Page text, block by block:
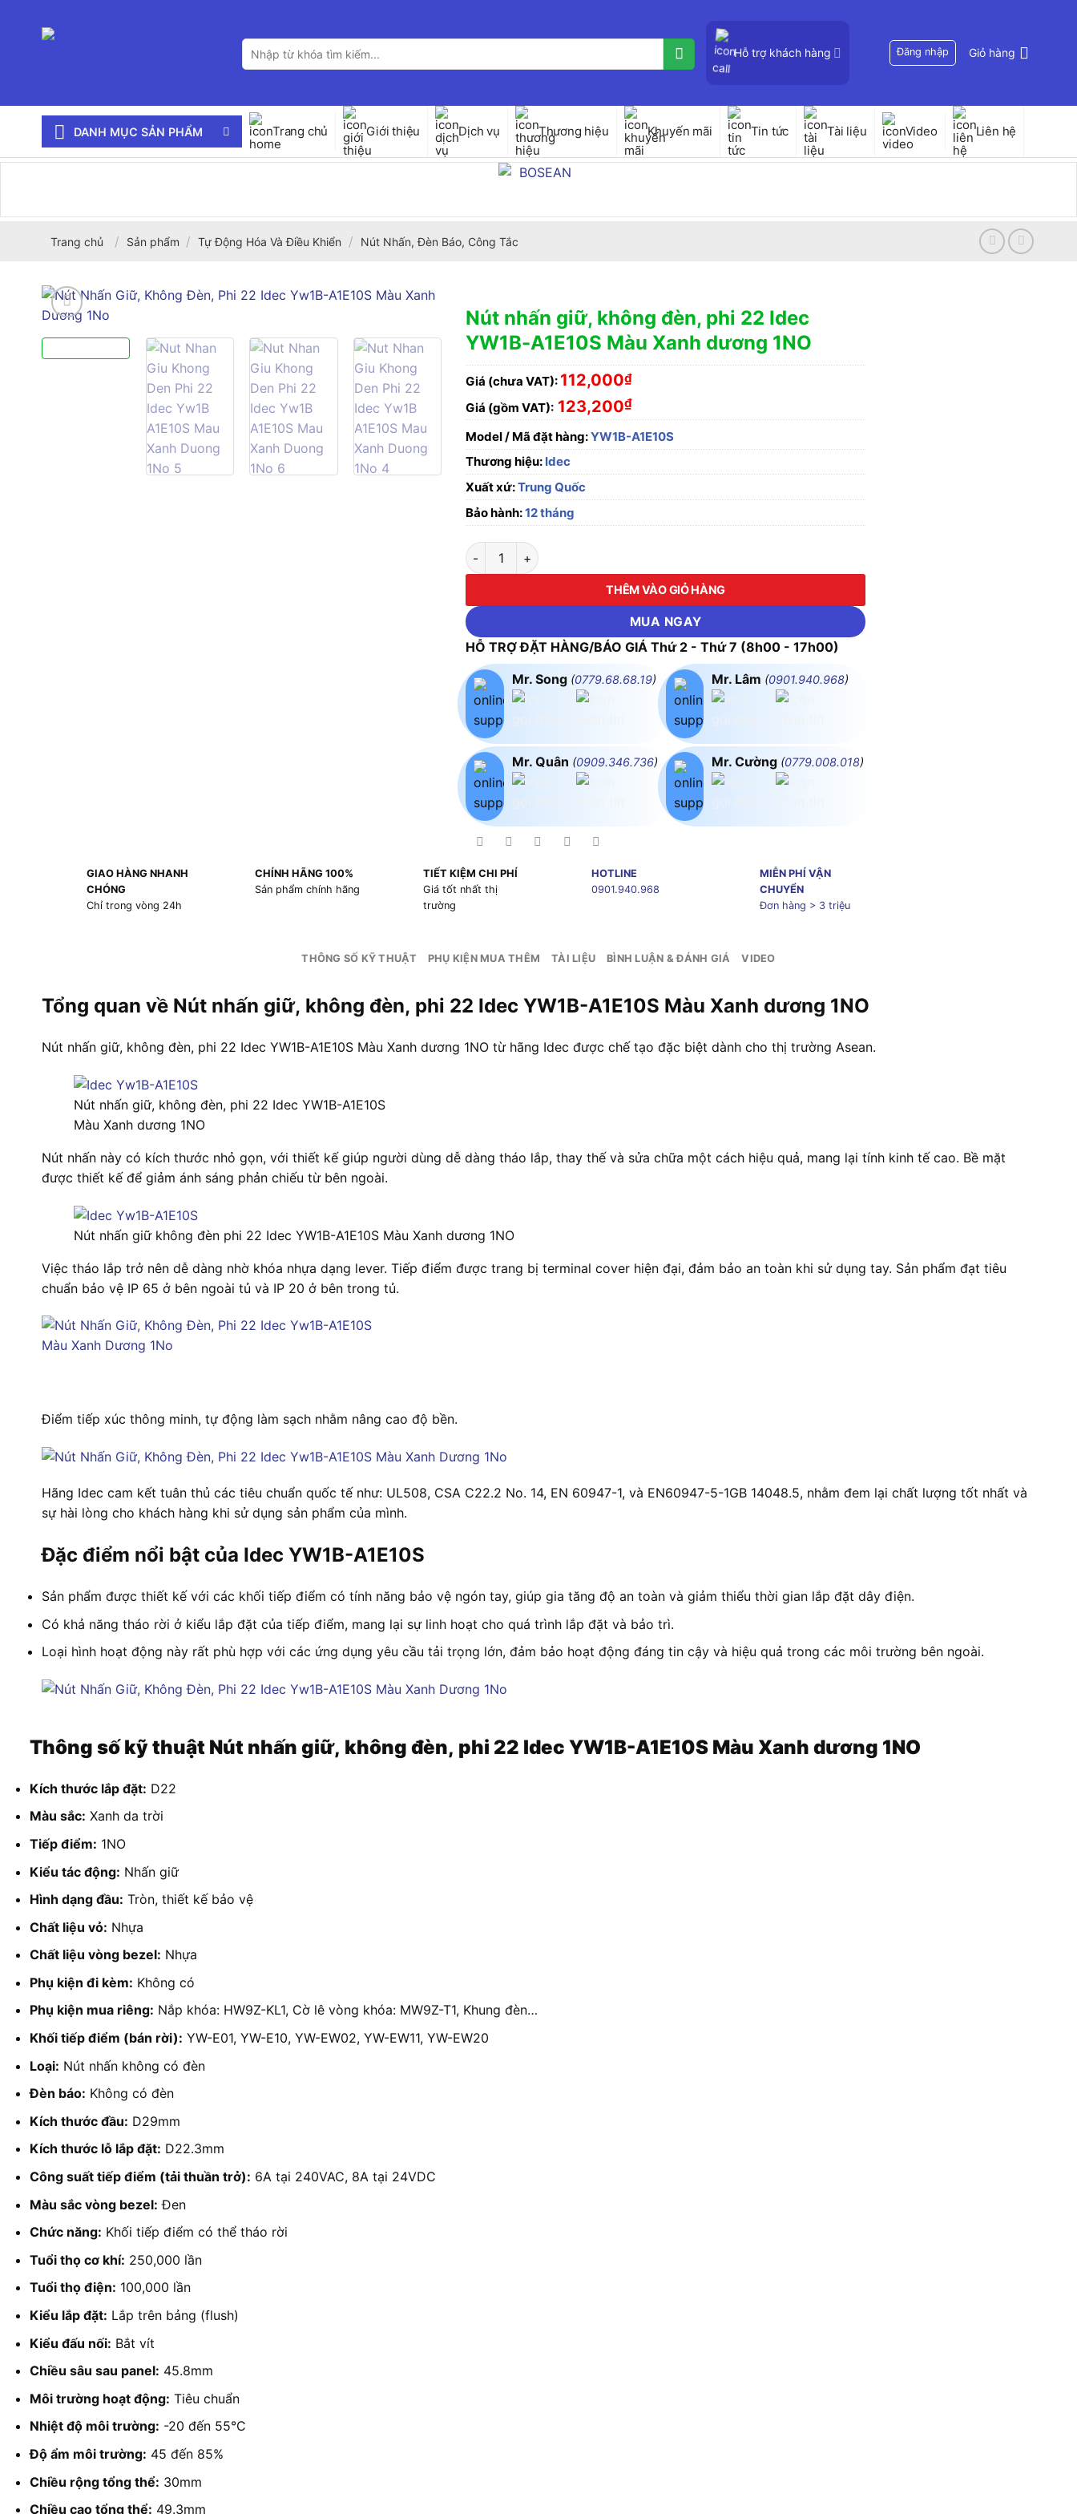
Tìm
kiếm:
Hỗ trợ khách hàng Đăng nhập Giỏ hàng
DANH MỤC SẢN PHẨM Trang chủ Giới thiệu Dịch vụ Thương hiệu Khuyến mãi Tin tức Tài liệu Video Liên hệ
Trang chủ / Sản phẩm / Tự Động Hóa Và Điều Khiển / Nút Nhấn, Đèn Báo, Công Tắc
Nút nhấn giữ, không đèn, phi 22 Idec
YW1B-A1E10S Màu Xanh dương 1NO
Giá (chưa VAT): 112,000₫
Giá (gồm VAT): 123,200₫
Model / Mã đặt hàng:YW1B-A1E10S
Thương hiệu: Idec
Xuất xứ:Trung Quốc
Bảo hành:12 tháng
Nút nhấn giữ, không đèn, phi 22 Idec YW1B-A1E10S Màu Xanh dương 1NO số lượng
THÊM VÀO GIỎ HÀNG
MUA NGAY
HỖ TRỢ ĐẶT HÀNG/BÁO GIÁ Thứ 2 - Thứ 7 (8h00 - 17h00)
Mr. Song (0779.68.68.19)
Mr. Quân (0909.346.736)
Mr. Lâm (0901.940.968)
Mr. Cường (0779.008.018)
GIAO HÀNG NHANH
CHÓNG
Chỉ trong vòng 24h
CHÍNH HÃNG 100%
Sản phẩm chính hãng
TIẾT KIỆM CHI PHÍ
Giá tốt nhất thị
trường
HOTLINE
0901.940.968
MIỄN PHÍ VẬN
CHUYỂN
Đơn hàng > 3 triệu
THÔNG SỐ KỸ THUẬT PHỤ KIỆN MUA THÊM TÀI LIỆU BÌNH LUẬN & ĐÁNH GIÁ VIDEO
Tổng quan về Nút nhấn giữ, không đèn, phi 22 Idec YW1B-A1E10S Màu Xanh dương 1NO
Nút nhấn giữ, không đèn, phi 22 Idec YW1B-A1E10S Màu Xanh dương 1NO từ hãng Idec được chế tạo đặc biệt dành cho thị trường Asean.
Nút nhấn giữ, không đèn, phi 22 Idec YW1B-A1E10S
Màu Xanh dương 1NO
Nút nhấn này có kích thước nhỏ gọn, với thiết kế giúp người dùng dễ dàng tháo lắp, thay thế và sửa chữa một cách hiệu quả, mang lại tính kinh tế cao. Bề mặt
được thiết kế để giảm ánh sáng phản chiếu từ bên ngoài.
Nút nhấn giữ không đèn phi 22 Idec YW1B-A1E10S Màu Xanh dương 1NO
Việc tháo lắp trở nên dễ dàng nhờ khóa nhựa dạng lever. Tiếp điểm được trang bị terminal cover hiện đại, đảm bảo an toàn khi sử dụng tay. Sản phẩm đạt tiêu
chuẩn bảo vệ IP 65 ở bên ngoài tủ và IP 20 ở bên trong tủ.
Điểm tiếp xúc thông minh, tự động làm sạch nhằm nâng cao độ bền.
Hãng Idec cam kết tuân thủ các tiêu chuẩn quốc tế như: UL508, CSA C22.2 No. 14, EN 60947-1, và EN60947-5-1GB 14048.5, nhằm đem lại chất lượng tốt nhất và
sự hài lòng cho khách hàng khi sử dụng sản phẩm của mình.
Đặc điểm nổi bật của Idec YW1B-A1E10S
Sản phẩm được thiết kế với các khối tiếp điểm có tính năng bảo vệ ngón tay, giúp gia tăng độ an toàn và giảm thiểu thời gian lắp đặt dây điện.
Có khả năng tháo rời ở kiểu lắp đặt của tiếp điểm, mang lại sự linh hoạt cho quá trình lắp đặt và bảo trì.
Loại hình hoạt động này rất phù hợp với các ứng dụng yêu cầu tải trọng lớn, đảm bảo hoạt động đáng tin cậy và hiệu quả trong các môi trường bên ngoài.
Thông số kỹ thuật Nút nhấn giữ, không đèn, phi 22 Idec YW1B-A1E10S Màu Xanh dương 1NO
Kích thước lắp đặt: D22
Màu sắc: Xanh da trời
Tiếp điểm: 1NO
Kiểu tác động: Nhấn giữ
Hình dạng đầu: Tròn, thiết kế bảo vệ
Chất liệu vỏ: Nhựa
Chất liệu vòng bezel: Nhựa
Phụ kiện đi kèm: Không có
Phụ kiện mua riêng: Nắp khóa: HW9Z-KL1, Cờ lê vòng khóa: MW9Z-T1, Khung đèn…
Khối tiếp điểm (bán rời): YW-E01, YW-E10, YW-EW02, YW-EW11, YW-EW20
Loại: Nút nhấn không có đèn
Đèn báo: Không có đèn
Kích thước đầu: D29mm
Kích thước lỗ lắp đặt: D22.3mm
Công suất tiếp điểm (tải thuần trở): 6A tại 240VAC, 8A tại 24VDC
Màu sắc vòng bezel: Đen
Chức năng: Khối tiếp điểm có thể tháo rời
Tuổi thọ cơ khí: 250,000 lần
Tuổi thọ điện: 100,000 lần
Kiểu lắp đặt: Lắp trên bảng (flush)
Kiểu đấu nối: Bắt vít
Chiều sâu sau panel: 45.8mm
Môi trường hoạt động: Tiêu chuẩn
Nhiệt độ môi trường: -20 đến 55°C
Độ ẩm môi trường: 45 đến 85%
Chiều rộng tổng thể: 30mm
Chiều cao tổng thể: 49.3mm